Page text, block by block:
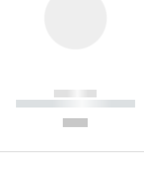
------------
----------- ----------- ----------